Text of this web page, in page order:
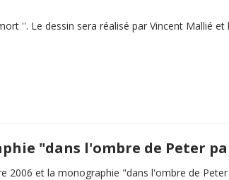
''. Le dessin sera réalisé par Vincent Mallié
"dans l'ombre de Peter
et la monographie "dans l'ombre de